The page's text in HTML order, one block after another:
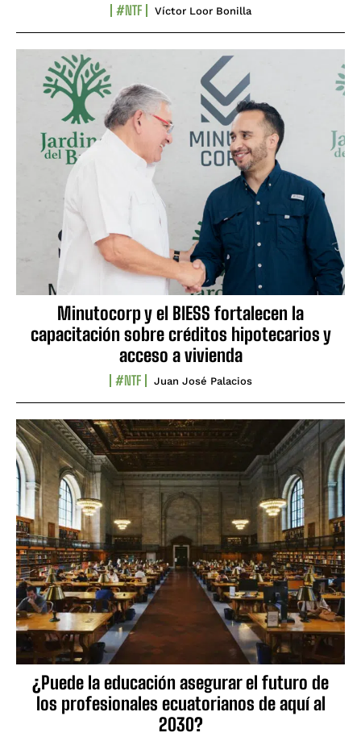
#NTF Víctor Loor Bonilla
Minutocorp y el BIESS fortalecen la
capacitación sobre créditos hipotecarios y
acceso a vivienda
#NTF Juan José Palacios
¿Puede la educación asegurar el futuro de
los profesionales ecuatorianos de aquí al
2030?